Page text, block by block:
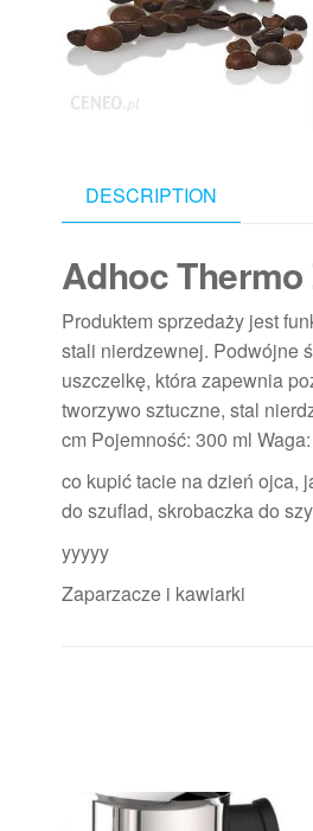
DESCRIPTION
Adhoc
Produktem sprzedaży jest
stali nierdzewnej. Podwójne
uszczelkę, która zapewnia
tworzywo sztuczne, stal
cm Pojemność: 300 ml
co kupić tacie na dzień ojca,
do szuflad, skrobaczka do
yyyyy
Zaparzacze i kawiarki